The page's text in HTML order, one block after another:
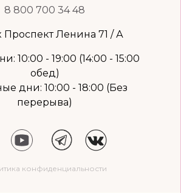
8 800 700 34 48
Проспект Ленина 71 / А
10:00 - 19:00 (14:00 - 15:00
обед)
дни: 10:00 - 18:00 (Без
перерыва)
конфиденциальности